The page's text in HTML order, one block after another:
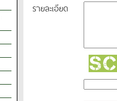
รายละเอียด